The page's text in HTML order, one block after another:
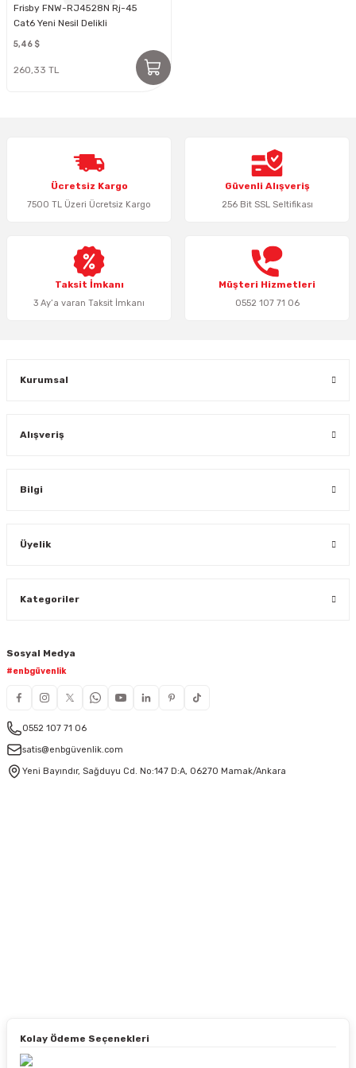
Frisby FNW-RJ4528N Rj-45
Cat6 Yeni Nesil Delikli
Konnektör
5,46 $
260,33 TL
Ücretsiz Kargo
7500 TL Üzeri Ücretsiz Kargo
Güvenli Alışveriş
256 Bit SSL Seltifikası
Taksit İmkanı
3 Ay’a varan Taksit İmkanı
Müşteri Hizmetleri
0552 107 71 06
Kurumsal
Alışveriş
Bilgi
Üyelik
Kategoriler
Sosyal Medya
#enbgüvenlik
0552 107 71 06
satis@enbgüvenlik.com
Yeni Bayındır, Sağduyu Cd. No:147 D:A, 06270 Mamak/Ankara
Kolay Ödeme Seçenekleri